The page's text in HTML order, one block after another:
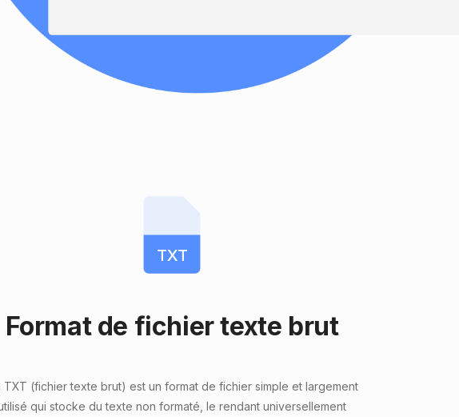
TXT
Format de fichier texte brut
TXT (fichier texte brut) est un format de fichier simple et largement
qui stocke du texte non formaté, le rendant universellement